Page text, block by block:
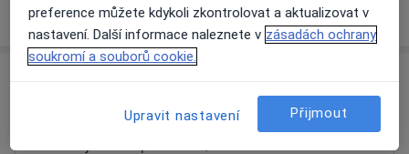
Podřipská nemocnice Roudnice
preference můžete kdykoli zkontrolovat a aktualizovat v
nastavení. Další informace naleznete v zásadách ochrany
soukromí a souborů cookie.
Upravit nastavení Přijmout